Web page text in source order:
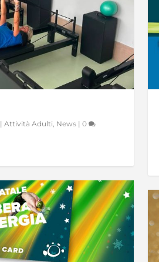
|Attività Adulti, News |0